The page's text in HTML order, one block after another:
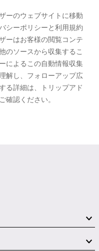
ーのウェブサイトに移動
シーポリシーと利用規約
ーはお客様の閲覧コンテ
のソースから収集するこ
によるこの自動情報収集
解し、フォローアップ広
る詳細は、トリップアド
確認ください。